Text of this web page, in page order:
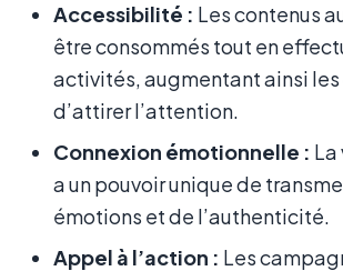
Accessibilité : Les contenus
être consommés tout en
activités, augmentant ainsi les
d’attirer l’attention.
Connexion émotionnelle : La
a un pouvoir unique de
émotions et de l’authenticité.
Appel à l’action : Les